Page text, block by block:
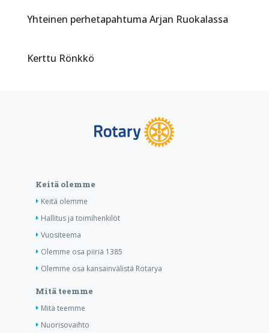
Yhteinen perhetapahtuma Arjan Ruokalassa
Kerttu Rönkkö
Keitä olemme
Keitä olemme
Hallitus ja toimihenkilöt
Vuositeema
Olemme osa piiriä 1385
Olemme osa kansainvälistä Rotarya
Mitä teemme
Mitä teemme
Nuorisovaihto